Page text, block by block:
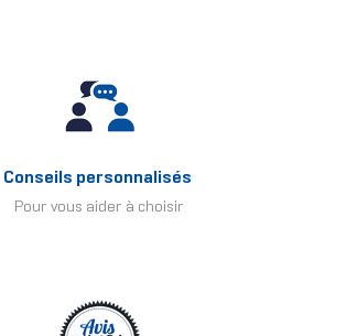
Conseils personnalisés
Pour vous aider à choisir